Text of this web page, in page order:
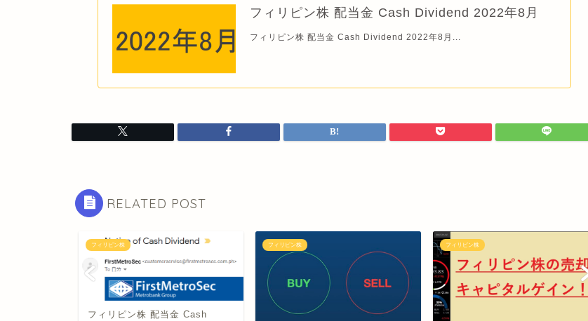
フィリピン株 配当金 Cash Dividend 2022年8月
フィリピン株 配当金 Cash Dividend 2022年8月...
RELATED POST
フィリピン株
フィリピン株 配当金 Cash
フィリピン株 フィリピン株